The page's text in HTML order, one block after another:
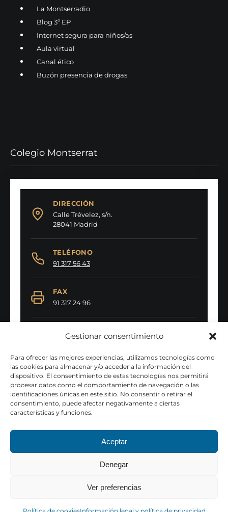
Gestionar consentimiento
Para ofrecer las mejores experiencias, utilizamos tecnologías como
las cookies para almacenar y/o acceder a la información del
dispositivo. El consentimiento de estas tecnologías nos permitirá
procesar datos como el comportamiento de navegación o las
identificaciones únicas en este sitio. No consentir o retirar el
consentimiento, puede afectar negativamente a ciertas
características y funciones.
Aceptar
Denegar
Ver preferencias
La Montserradio
Blog 3º EP
Internet segura para niños/as
Aula virtual
Canal ético
Buzón presencia de drogas
Colegio Montserrat
DIRECCIÓN
Calle Trévelez, s/n.
28041 Madrid
TELÉFONO
91 317 56 43
FAX
91 317 24 96
Theme by Grace Themes